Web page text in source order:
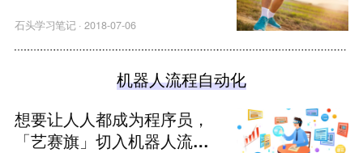
石头学习笔记· 2018-07-06
机器人流程自动化
想要让人人都成为程序员，
「艺赛旗」切入机器人流程